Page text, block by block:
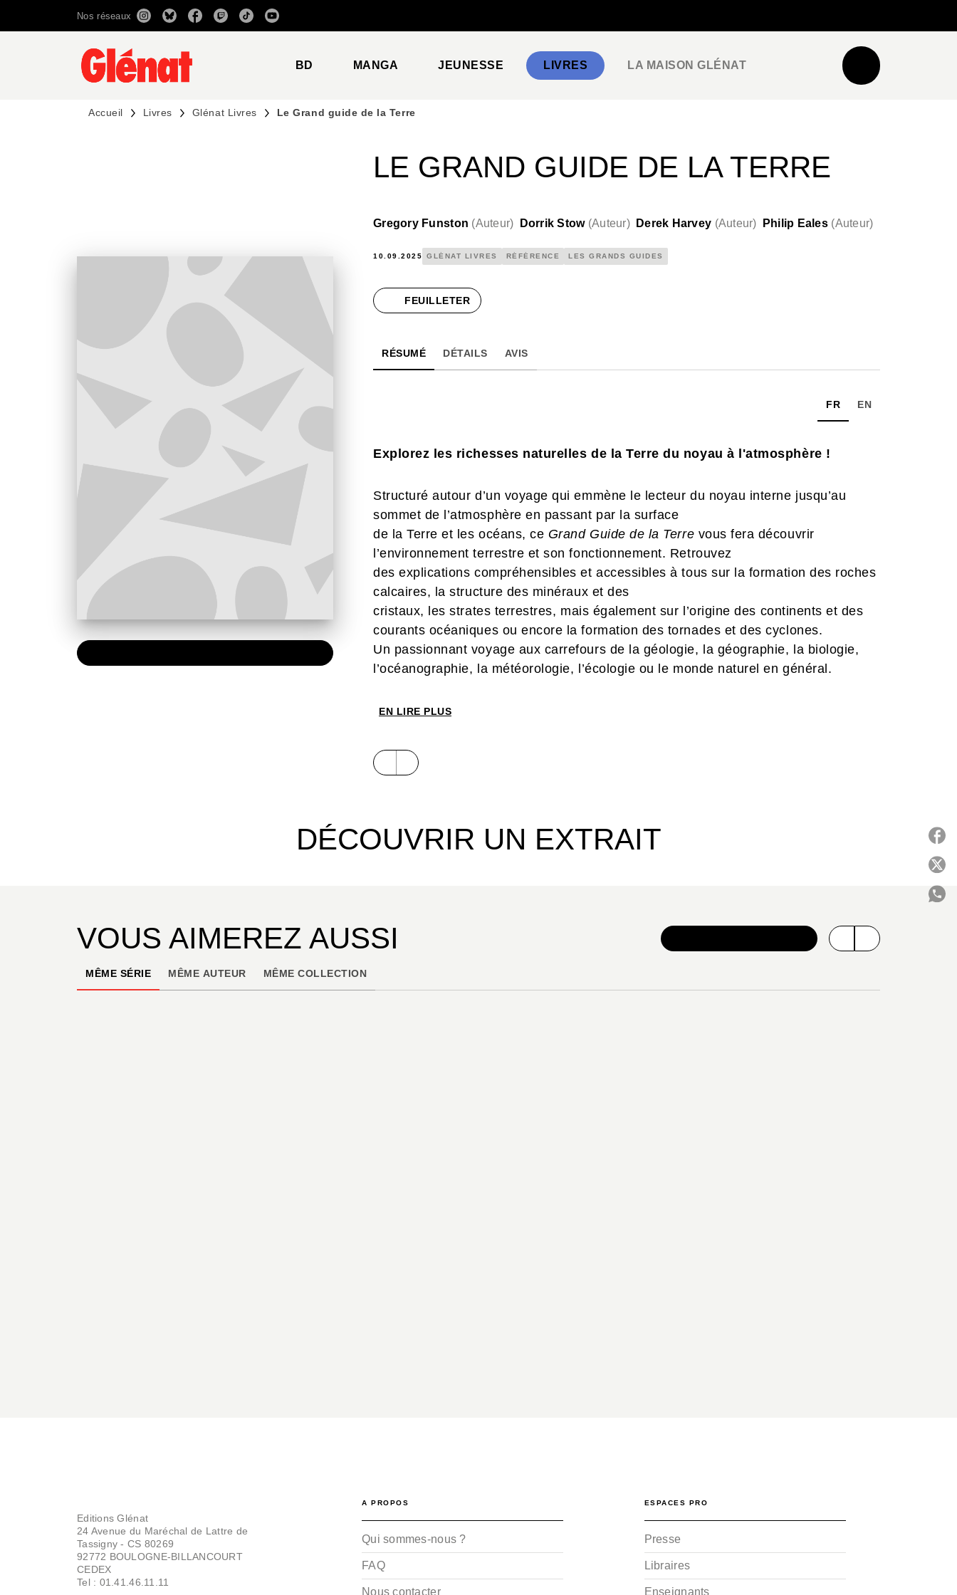
RECHERCHE CONTENU
Nos réseaux
BD MANGA JEUNESSE LIVRES LA MAISON GLÉNAT
Accueil Livres Glénat Livres Le Grand guide de la Terre
LE GRAND GUIDE DE LA TERRE
Gregory Funston (Auteur) Dorrik Stow (Auteur) Derek Harvey (Auteur) Philip Eales (Auteur)
10.09.2025 GLÉNAT LIVRES RÉFÉRENCE LES GRANDS GUIDES
FEUILLETER
RÉSUMÉ DÉTAILS AVIS
FR EN
Explorez les richesses naturelles de la Terre du noyau à l'atmosphère !
Structuré autour d’un voyage qui emmène le lecteur du noyau interne jusqu’au
sommet de l’atmosphère en passant par la surface
de la Terre et les océans, ce Grand Guide de la Terre vous fera découvrir
l’environnement terrestre et son fonctionnement. Retrouvez
des explications compréhensibles et accessibles à tous sur la formation des roches
calcaires, la structure des minéraux et des
cristaux, les strates terrestres, mais également sur l’origine des continents et des
courants océaniques ou encore la formation des tornades et des cyclones.
Un passionnant voyage aux carrefours de la géologie, la géographie, la biologie,
l’océanographie, la météorologie, l’écologie ou le monde naturel en général.
EN LIRE PLUS
DÉCOUVRIR UN EXTRAIT
VOUS AIMEREZ AUSSI
MÊME SÉRIE MÊME AUTEUR MÊME COLLECTION
Editions Glénat
24 Avenue du Maréchal de Lattre de
Tassigny - CS 80269
92772 BOULOGNE-BILLANCOURT
CEDEX
Tel : 01.41.46.11.11
A PROPOS
Qui sommes-nous ?
FAQ
Nous contacter
ESPACES PRO
Presse
Libraires
Enseignants